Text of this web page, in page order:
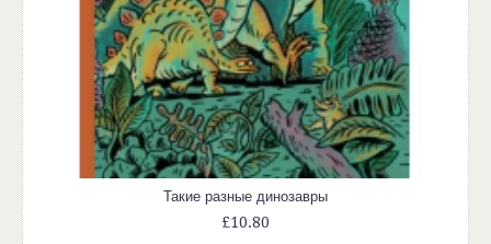
Такие разные динозавры
£10.80